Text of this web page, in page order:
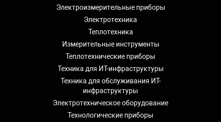
Электроизмерительные приборы
Электротехника
Теплотехника
Измерительные инструменты
Теплотехнические приборы
Техника для ИТ-инфраструктуры
Техника для обслуживания ИТ-
инфраструктуры
Электротехническое оборудование
Технологические приборы